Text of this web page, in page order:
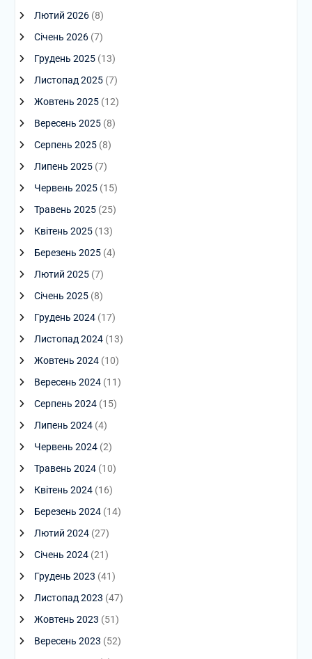
Лютий 2026(8)
Січень 2026(7)
Грудень 2025(13)
Листопад 2025(7)
Жовтень 2025(12)
Вересень 2025(8)
Серпень 2025(8)
Липень 2025(7)
Червень 2025(15)
Травень 2025(25)
Квітень 2025(13)
Березень 2025(4)
Лютий 2025(7)
Січень 2025(8)
Грудень 2024(17)
Листопад 2024(13)
Жовтень 2024(10)
Вересень 2024(11)
Серпень 2024(15)
Липень 2024(4)
Червень 2024(2)
Травень 2024(10)
Квітень 2024(16)
Березень 2024(14)
Лютий 2024(27)
Січень 2024(21)
Грудень 2023 (41)
Листопад 2023 (47)
Жовтень 2023 (51)
Вересень 2023 (52)